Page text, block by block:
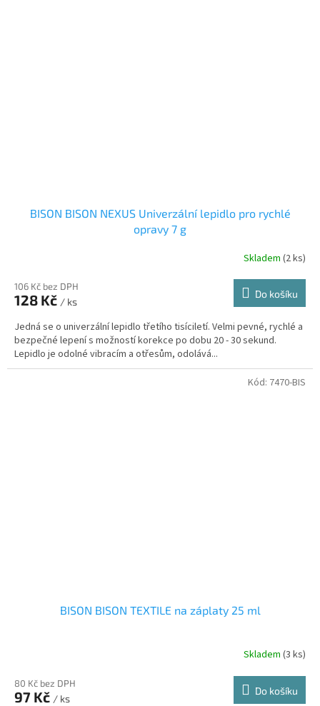
BISON BISON NEXUS Univerzální lepidlo pro rychlé
opravy 7 g
Skladem (2 ks)
106 Kč bez DPH
128 Kč / ks
Do košíku
Jedná se o univerzální lepidlo třetího tisíciletí. Velmi pevné, rychlé a
bezpečné lepení s možností korekce po dobu 20 - 30 sekund.
Lepidlo je odolné vibracím a otřesům, odolává...
BISON BISON TEXTILE na záplaty 25 ml
Skladem (3 ks)
80 Kč bez DPH
97 Kč / ks
Do košíku
Kód: 7470-BIS